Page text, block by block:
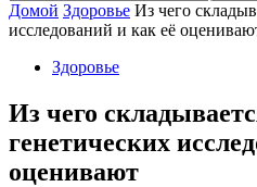
Домой Здоровье Из чего
исследований и как её
Здоровье
Из чего
генетических
оценивают